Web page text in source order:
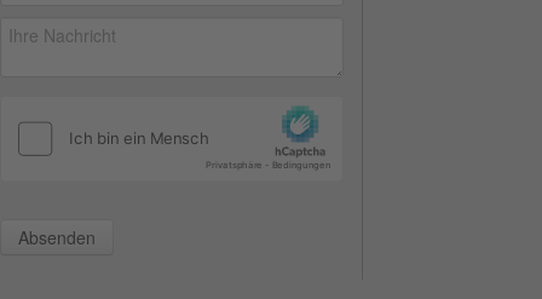
Absenden